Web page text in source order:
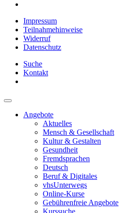
Impressum
Teilnahmehinweise
Widerruf
Datenschutz
Suche
Kontakt
Angebote
Aktuelles
Mensch & Gesellschaft
Kultur & Gestalten
Gesundheit
Fremdsprachen
Deutsch
Beruf & Digitales
vhsUnterwegs
Online-Kurse
Gebührenfreie Angebote
Kurssuche